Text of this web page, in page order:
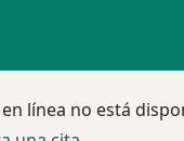
línea no está